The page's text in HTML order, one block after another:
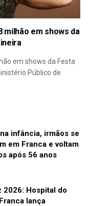
milhão em shows da
em shows da Festa
Público de
infância, irmãos se
em Franca e voltam
após 56 anos
2026: Hospital do
lança